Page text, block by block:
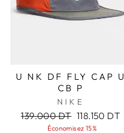
U NK DF FLY CAP U
CB P
NIKE
Prix
régulier
139.000 DT Prix
réduit
118.150 DT
Économisez 15%